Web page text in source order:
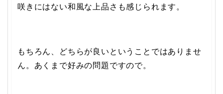
咲きにはない和風な上品さも感じられます。
もちろん、どちらが良いということではありませ
ん。あくまで好みの問題ですので。